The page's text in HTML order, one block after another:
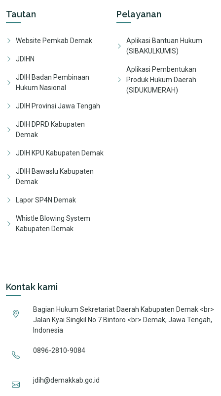
Tautan
Website Pemkab Demak
JDIHN
JDIH Badan Pembinaan
Hukum Nasional
JDIH Provinsi Jawa Tengah
JDIH DPRD Kabupaten
Demak
JDIH KPU Kabupaten Demak
JDIH Bawaslu Kabupaten
Demak
Lapor SP4N Demak
Whistle Blowing System
Kabupaten Demak
Pelayanan
Aplikasi Bantuan Hukum
(SIBAKULKUMIS)
Aplikasi Pembentukan
Produk Hukum Daerah
(SIDUKUMERAH)
Kontak kami
Bagian Hukum Sekretariat Daerah Kabupaten Demak <br>
Jalan Kyai Singkil No.7 Bintoro <br> Demak, Jawa Tengah,
Indonesia
0896-2810-9084
jdih@demakkab.go.id